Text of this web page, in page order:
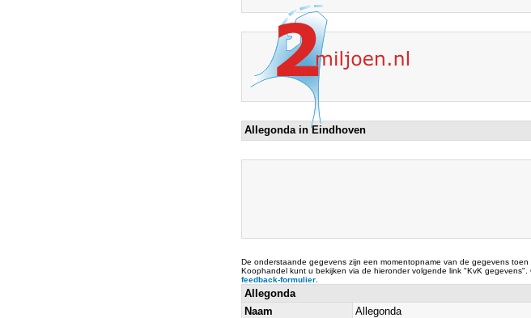
Allegonda in Eindhoven
De onderstaande gegevens zijn een momentopname van de gegevens
Koophandel kunt u bekijken via de hieronder volgende link "KvK
feedback-formulier.
Allegonda
Naam
Allegonda